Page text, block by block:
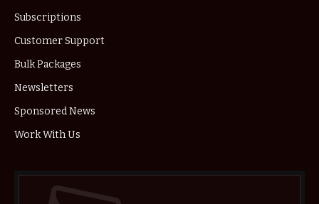
Subscriptions
Customer Support
Bulk Packages
Newsletters
Sponsored News
Work With Us